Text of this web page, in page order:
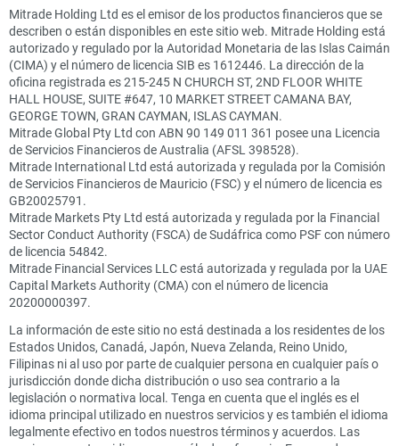
Mitrade Holding Ltd es el emisor de los productos financieros que se
describen o están disponibles en este sitio web. Mitrade Holding está
autorizado y regulado por la Autoridad Monetaria de las Islas Caimán
(CIMA) y el número de licencia SIB es 1612446. La dirección de la
oficina registrada es 215-245 N CHURCH ST, 2ND FLOOR WHITE
HALL HOUSE, SUITE #647, 10 MARKET STREET CAMANA BAY,
GEORGE TOWN, GRAN CAYMAN, ISLAS CAYMAN.
Mitrade Global Pty Ltd con ABN 90 149 011 361 posee una Licencia
de Servicios Financieros de Australia (AFSL 398528).
Mitrade International Ltd está autorizada y regulada por la Comisión
de Servicios Financieros de Mauricio (FSC) y el número de licencia es
GB20025791.
Mitrade Markets Pty Ltd está autorizada y regulada por la Financial
Sector Conduct Authority (FSCA) de Sudáfrica como PSF con número
de licencia 54842.
Mitrade Financial Services LLC está autorizada y regulada por la UAE
Capital Markets Authority (CMA) con el número de licencia
20200000397.
La información de este sitio no está destinada a los residentes de los
Estados Unidos, Canadá, Japón, Nueva Zelanda, Reino Unido,
Filipinas ni al uso por parte de cualquier persona en cualquier país o
jurisdicción donde dicha distribución o uso sea contrario a la
legislación o normativa local. Tenga en cuenta que el inglés es el
idioma principal utilizado en nuestros servicios y es también el idioma
legalmente efectivo en todos nuestros términos y acuerdos. Las